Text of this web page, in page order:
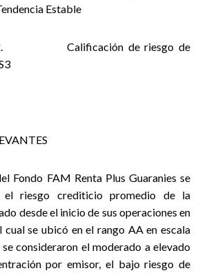
Estable
Calificación de riesgo de
Fondo FAM Renta Plus Guaranies se
el riesgo crediticio promedio de la
desde el inicio de sus operaciones en
cual se ubicó en el rango AA en escala
consideraron el moderado a elevado
por emisor, el bajo riesgo de